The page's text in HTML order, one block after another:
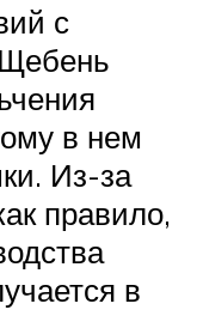
с
в нем
Из-за
правило,
в